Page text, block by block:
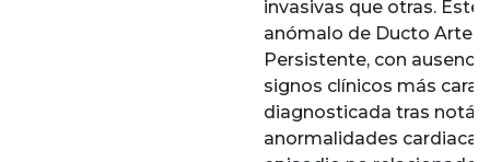
invasivas que otras. Este
anómalo de Ducto
Persistente, con
signos clínicos más
diagnosticada tras
anormalidades